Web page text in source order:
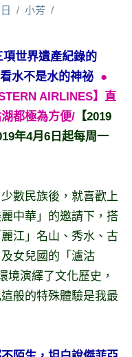
小芳
世界遺產紀錄的
水不是水的神祕 ●
AIRLINES】直
都極為方便/ 【2019
年4月6日起每周一
數民族後，就喜歡上
中華」的邀請下，搭
江」名山、秀水、古
女兒國的「瀘沽
境演繹了文化歷史，
般的特殊體驗是我最